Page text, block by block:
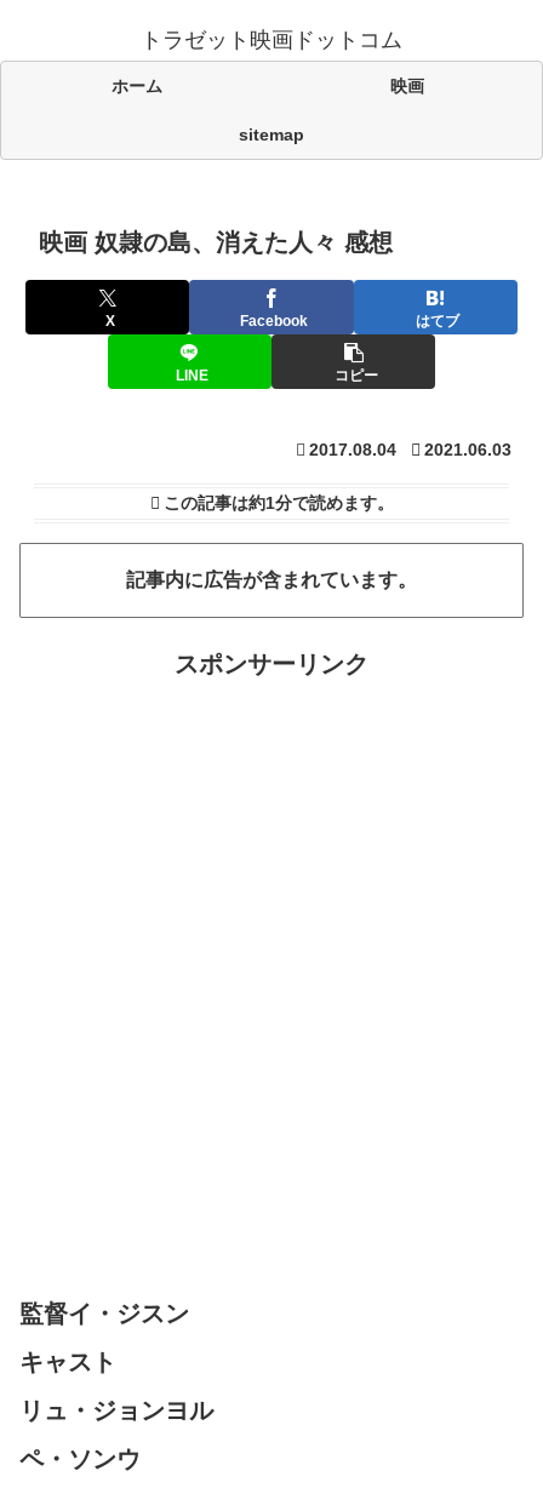
トラゼット映画ドットコム
ホーム 映画
sitemap
映画 奴隷の島、消えた人々 感想
X Facebook はてブ
LINE コピー
2017.08.04 2021.06.03
この記事は約1分で読めます。
記事内に広告が含まれています。
スポンサーリンク
監督イ・ジスン
キャスト
リュ・ジョンヨル
ペ・ソンウ